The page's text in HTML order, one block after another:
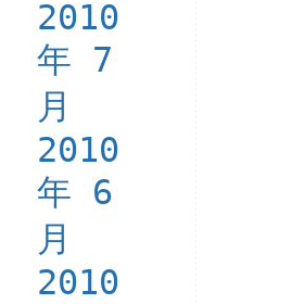
2010
年 7
月
2010
年 6
月
2010